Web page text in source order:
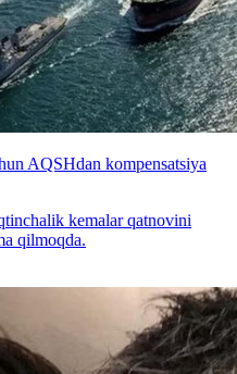
AQSHdan kompensatsiya
kemalar qatnovini
qilmoqda.